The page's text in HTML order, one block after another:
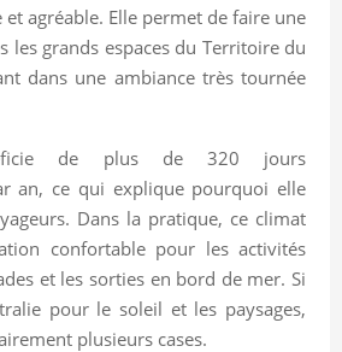
et agréable. Elle permet de faire une
les grands espaces du Territoire du
dans une ambiance très tournée
de plus de 320 jours
an, ce qui explique pourquoi elle
Dans la pratique, ce climat
confortable pour les activités
et les sorties en bord de mer. Si
pour le soleil et les paysages,
plusieurs cases.